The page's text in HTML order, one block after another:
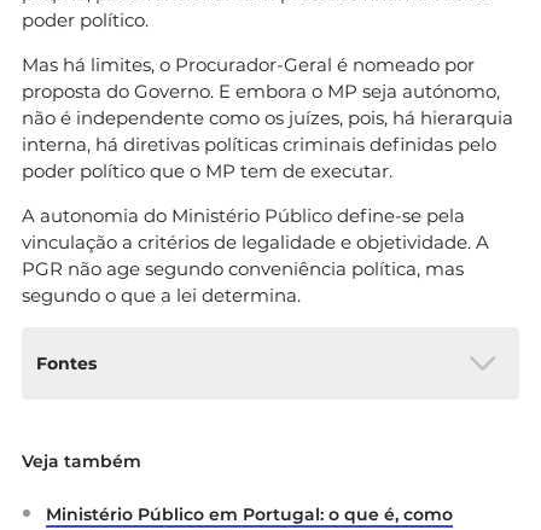
poder político.
Mas há limites, o Procurador-Geral é nomeado por
proposta do Governo. E embora o MP seja autónomo,
não é independente como os juízes, pois, há hierarquia
interna, há diretivas políticas criminais definidas pelo
poder político que o MP tem de executar.
A autonomia do Ministério Público define-se pela
vinculação a critérios de legalidade e objetividade. A
PGR não age segundo conveniência política, mas
segundo o que a lei determina.
Fontes
Março 3).O que fazem o Ministério Público e a
https://ffms.pt/pt-pt/direitos-e-deveres/o-que-
Veja também
Ministério Público em Portugal: o que é, como